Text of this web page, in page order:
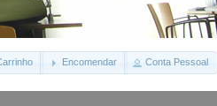
Encomendar Conta Pessoal